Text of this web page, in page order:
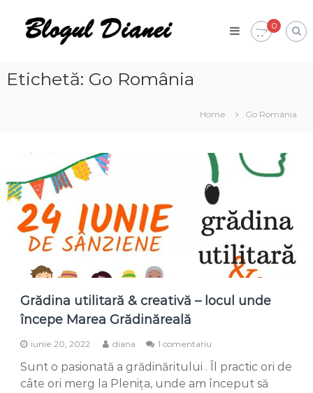
content
Blogul
Dianei
opinie,
călătorii
0
Etichetă: Go România
Home Go România
Grădina utilitară & creativă – locul unde
începe Marea Grădinăreală
iunie 20, 2022 diana 1 comentariu
utilitară
&
Sunt o pasionată a grădinăritului . Îl practic ori de
câte ori merg la Plenița, unde am început să